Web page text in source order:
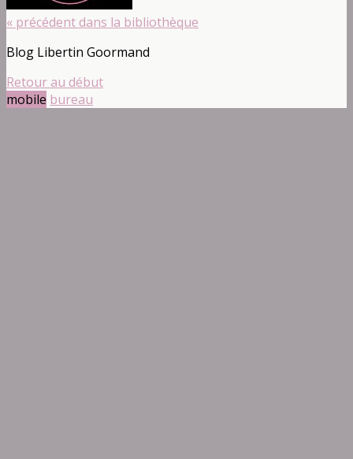
« précédent dans la bibliothèque
Blog Libertin Goormand
Retour au début
mobile bureau